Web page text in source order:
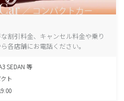
割引料金、キャンセル料金や乗り
各店舗にお電話ください。
SEDAN 等
ト